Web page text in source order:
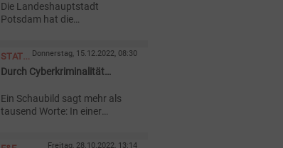
schalten ab
Die Landeshauptstadt
Potsdam hat die
vorsorglich abgeschaltet.
Auch die Stadtwerke Potsdam
STATISTIK
DES
Donnerstag, 15.12.2022, 08:30
Durch Cyberkriminalität
Kosten
Ein Schaubild sagt mehr als
tausend Worte: In einer
Freitag, 28.10.2022, 13:14